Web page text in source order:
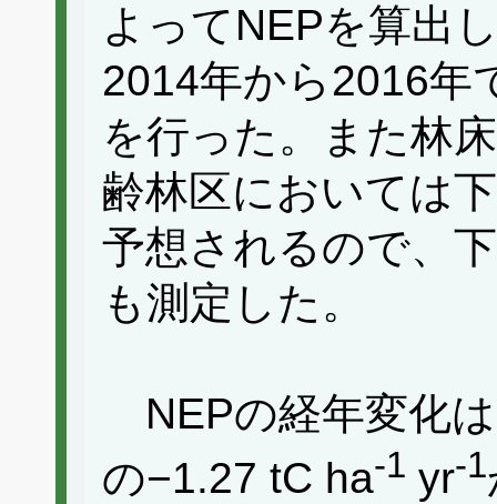
よってNEPを算出
2014年から2016年
を行った。また林
齢林区においては
予想されるので、
も測定した。
NEPの経年変化
の−1.27 tC ha-1 yr-1